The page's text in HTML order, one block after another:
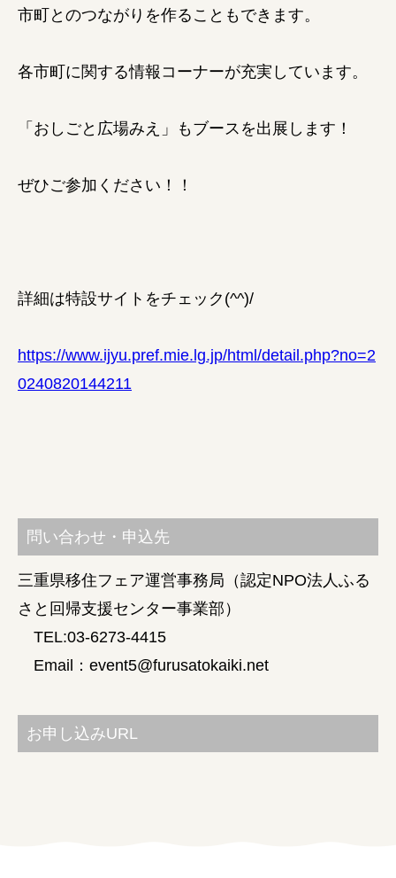
市町とのつながりを作ることもできます。
各市町に関する情報コーナーが充実しています。
「おしごと広場みえ」もブースを出展します！
ぜひご参加ください！！
詳細は特設サイトをチェック(^^)/
https://www.ijyu.pref.mie.lg.jp/html/detail.php?no=2
0240820144211
問い合わせ・申込先
三重県移住フェア運営事務局（認定NPO法人ふる
さと回帰支援センター事業部）
TEL:03-6273-4415
Email：event5@furusatokaiki.net
お申し込みURL